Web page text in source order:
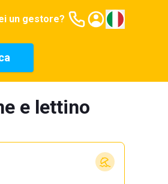
un gestore?
e lettino